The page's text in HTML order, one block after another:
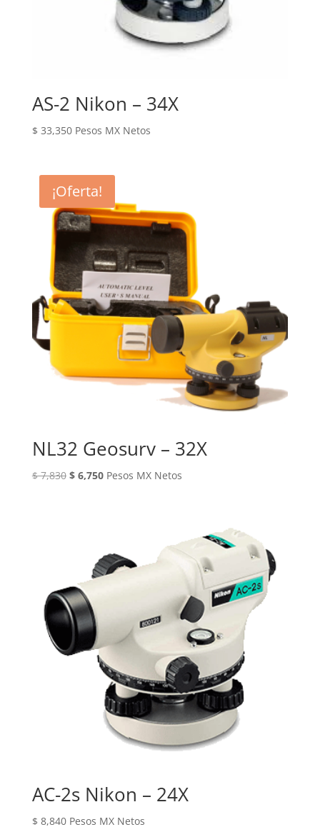
AS-2 Nikon – 34X
$ 33,350 Pesos MX Netos
¡Oferta!
NL32 Geosurv – 32X
$7,830 El
$6,750ElPesos MX Netos
AC-2s Nikon – 24X
$ 8,840 Pesos MX Netos